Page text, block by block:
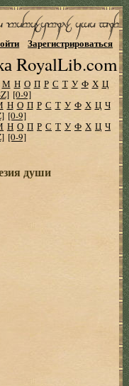
RoyalLib.com
Зарегистрироваться
М Н О П Р С Т У Ф Х Ц
[0-9]
Н О П Р С Т У Ф Х Ц Ч
[0-9]
Н О П Р С Т У Ф Х Ц Ч
[0-9]
души